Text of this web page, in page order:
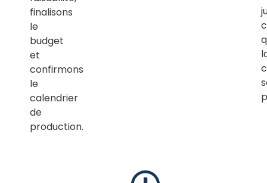
finalisons
le
budget
et
confirmons
le
calendrier
de
production.